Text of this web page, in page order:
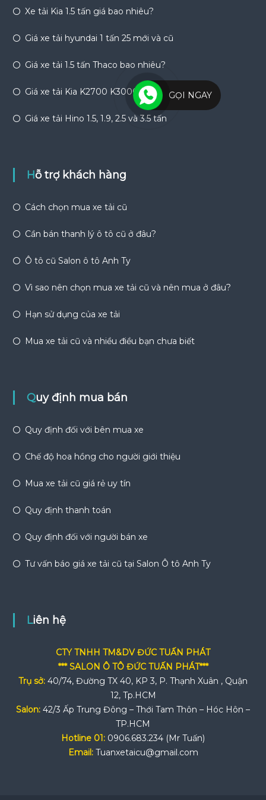
Xe tải Kia 1.5 tấn giá bao nhiêu?
Giá xe tải hyundai 1 tấn 25 mới và cũ
Giá xe tải 1.5 tấn Thaco bao nhiêu?
Giá xe tải Kia K2700 K3000
Giá xe tải Hino 1.5, 1.9, 2.5 và 3.5 tấn
Hỗ trợ khách hàng
Cách chọn mua xe tải cũ
Cần bán thanh lý ô tô cũ ở đâu?
Ô tô cũ Salon ô tô Anh Ty
Vì sao nên chọn mua xe tải cũ và nên mua ở đâu?
Hạn sử dụng của xe tải
Mua xe tải cũ và nhiều điều bạn chưa biết
Quy định mua bán
Quy định đối với bên mua xe
Chế độ hoa hồng cho người giới thiệu
Mua xe tải cũ giá rẻ uy tín
Quy định thanh toán
Quy định đối với người bán xe
Tư vấn báo giá xe tải cũ tại Salon Ô tô Anh Ty
Liên hệ
CTY TNHH TM&DV ĐỨC TUẤN PHÁT
*** SALON Ô TÔ ĐỨC TUẤN PHÁT***
Trụ sở: 40/74, Đường TX 40, KP 3, P. Thạnh Xuân , Quận
12, Tp.HCM
Salon: 42/3 Ấp Trung Đông – Thới Tam Thôn – Hóc Hôn –
TP.HCM
Hotline 01: 0906.683.234 (Mr Tuấn)
Email: Tuanxetaicu@gmail.com
GỌI NGAY